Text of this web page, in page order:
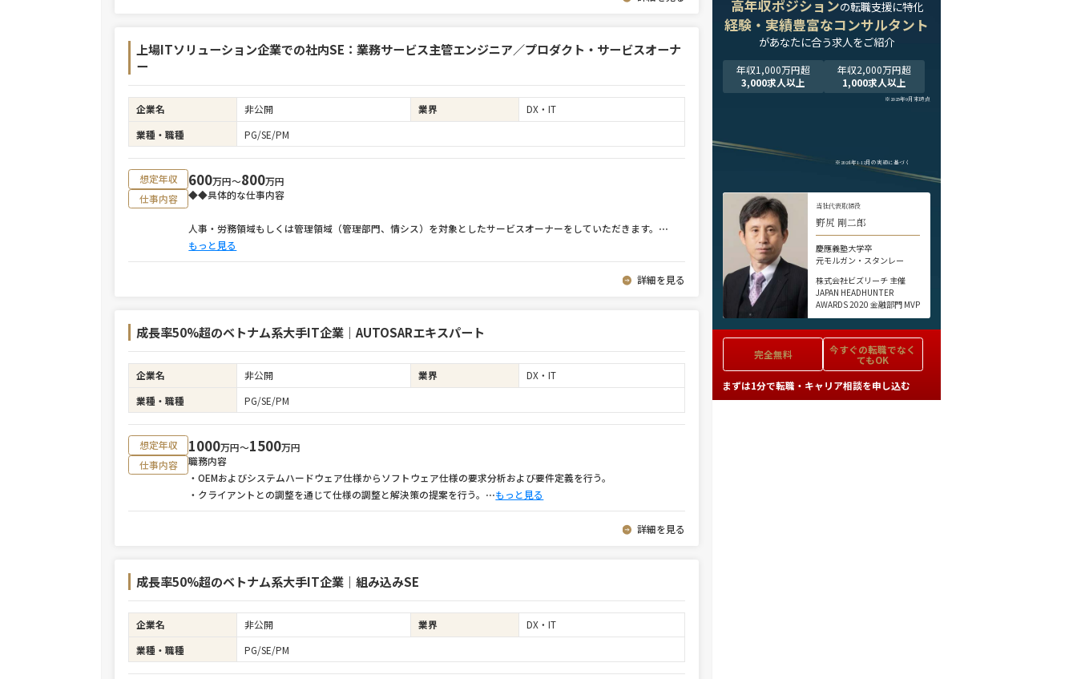
上場ITソリューション企業での社内SE：業務サービス主管エンジニア／プロダクト・サービスオーナ
ー
企業名 非公開 業界
DX・IT
業種・職種
PG/SE/PM
想定年収 600万円〜800万円
仕事内容
◆◆具体的な仕事内容
人事・労務領域もしくは管理領域（管理部門、情シス）を対象としたサービスオーナーをしていただきます。 ⋯
もっと見る
詳細を見る
成長率50%超のベトナム系大手IT企業｜AUTOSARエキスパート
企業名 非公開 業界
DX・IT
業種・職種
PG/SE/PM
想定年収 1000万円〜1500万円
仕事内容
職務内容
・OEMおよびシステムハードウェア仕様からソフトウェア仕様の要求分析および要件定義を行う。
・クライアントとの調整を通じて仕様の調整と解決策の提案を行う。 ⋯もっと見る
詳細を見る
成長率50%超のベトナム系大手IT企業｜組み込みSE
企業名 非公開 業界
DX・IT
業種・職種
PG/SE/PM
高年収ポジションの転職支援に特化
経験・実績豊富なコンサルタント
があなたに合う求人をご紹介
年収1,000万円超
3,000求人以上
年収2,000万円超
1,000求人以上
※2025年9月末時点
※2024年1-12月の実績に基づく
当社代表取締役
野尻 剛二郎
慶應義塾大学卒
元モルガン・スタンレー
株式会社ビズリーチ 主催
JAPAN HEADHUNTER
AWARDS 2020 金融部門 MVP
完全無料 今すぐの転職でなく
てもOK
まずは1分で転職・キャリア相談を申し込む